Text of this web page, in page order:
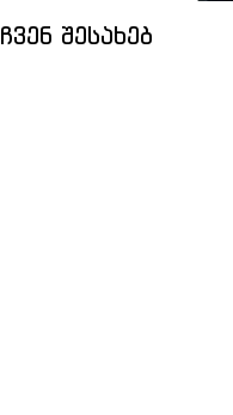
ჩვენ შესახებ